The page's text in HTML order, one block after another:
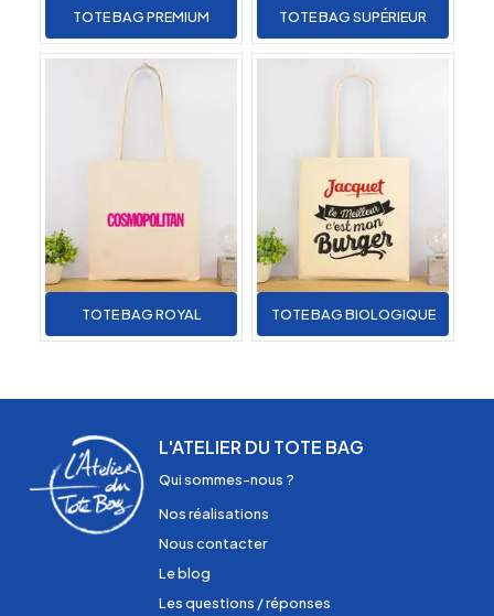
TOTE BAG PREMIUM TOTE BAG SUPÉRIEUR
TOTE BAG ROYAL TOTE BAG BIOLOGIQUE
L'ATELIER DU TOTE BAG
Qui sommes-nous ?
Nos réalisations
Nous contacter
Le blog
Les questions / réponses